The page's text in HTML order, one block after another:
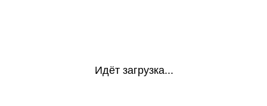
Идёт загрузка...